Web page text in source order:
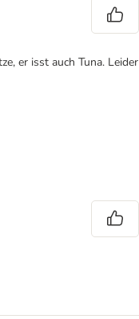
er isst auch Tuna. Leider